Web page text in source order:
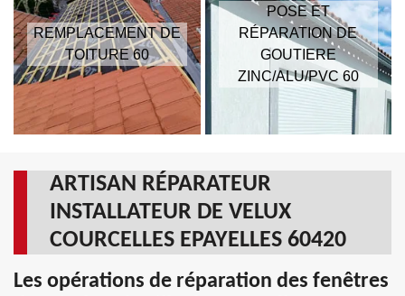
REMPLACEMENT DE
TOITURE 60
POSE ET
RÉPARATION DE
GOUTIERE
ZINC/ALU/PVC 60
ARTISAN RÉPARATEUR
INSTALLATEUR DE VELUX
COURCELLES EPAYELLES 60420
Les opérations de réparation des fenêtres